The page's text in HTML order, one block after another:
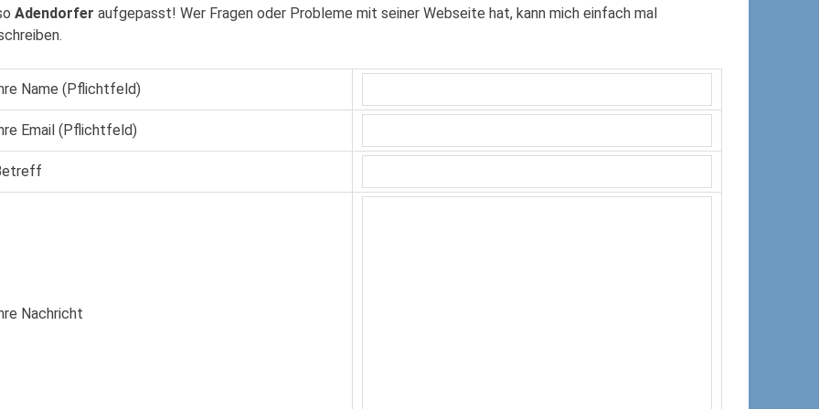
Adendorfer aufgepasst! Wer Fragen oder Probleme mit seiner Webseite hat, kann mich einfach mal
Ihre Name (Pflichtfeld)
Ihre Email (Pflichtfeld)
Ihre Nachricht